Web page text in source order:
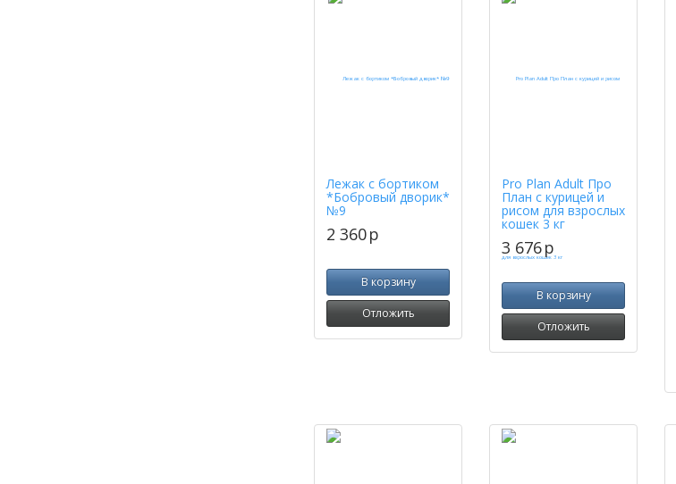
Лежак с бортиком
*Бобровый дворик*
№9
2 360p
В корзину
Отложить
Pro Plan Adult Про
План с курицей и
рисом для взрослых
кошек 3 кг
3 676p
В корзину
Отложить